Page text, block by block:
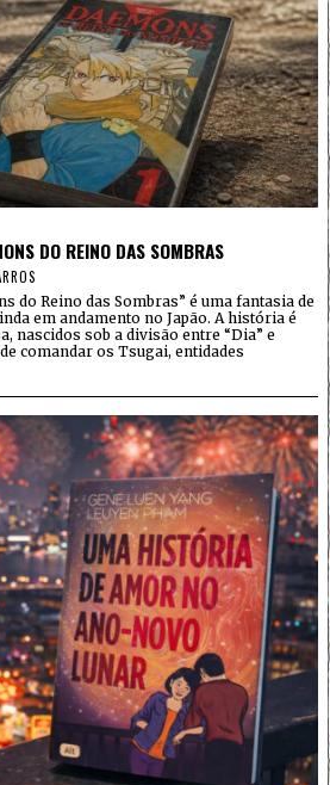
DO REINO DAS SOMBRAS
do Reino das Sombras” é uma fantasia de
em andamento no Japão. A história é
nascidos sob a divisão entre “Dia” e
comandar os Tsugai, entidades